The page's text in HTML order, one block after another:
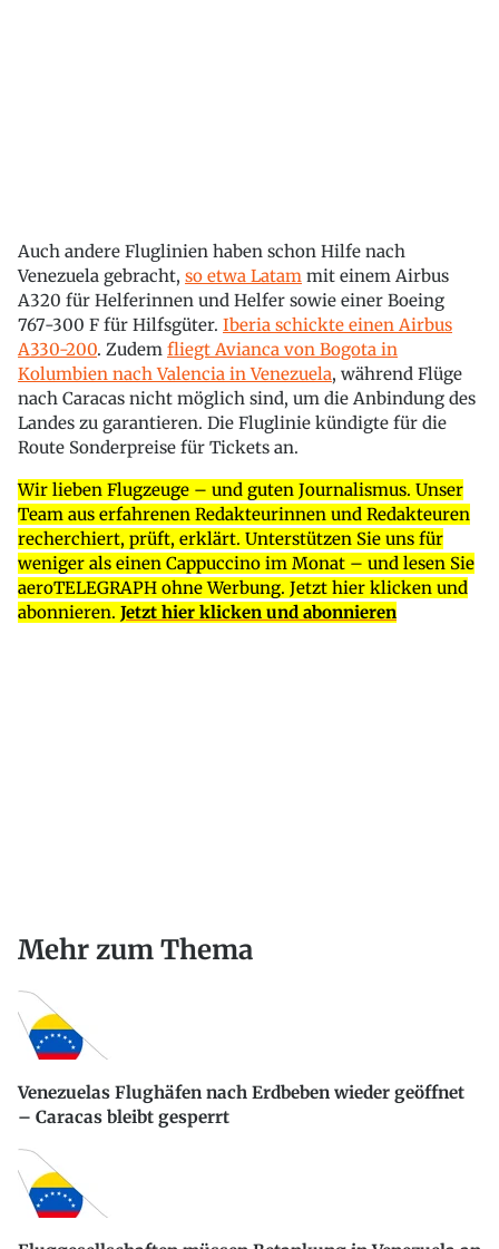
Auch andere Fluglinien haben schon Hilfe nach
Venezuela gebracht, so etwa Latam mit einem Airbus
A320 für Helferinnen und Helfer sowie einer Boeing
767-300 F für Hilfsgüter. Iberia schickte einen Airbus
A330-200. Zudem fliegt Avianca von Bogota in
Kolumbien nach Valencia in Venezuela, während Flüge
nach Caracas nicht möglich sind, um die Anbindung des
Landes zu garantieren. Die Fluglinie kündigte für die
Route Sonderpreise für Tickets an.
Wir lieben Flugzeuge – und guten Journalismus. Unser
Team aus erfahrenen Redakteurinnen und Redakteuren
recherchiert, prüft, erklärt. Unterstützen Sie uns für
weniger als einen Cappuccino im Monat – und lesen Sie
aeroTELEGRAPH ohne Werbung. Jetzt hier klicken und
abonnieren. Jetzt hier klicken und abonnieren
Mehr zum Thema
Venezuelas Flughäfen nach Erdbeben wieder geöffnet
– Caracas bleibt gesperrt